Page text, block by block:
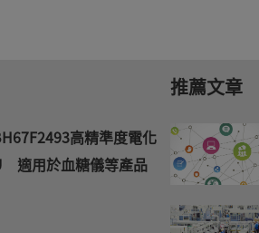
高精準度電化
適用於血糖儀等產品
推薦文章